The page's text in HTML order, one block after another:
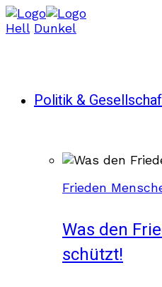
Hell Dunkel
Politik &
Frieden
Was den
schützt!